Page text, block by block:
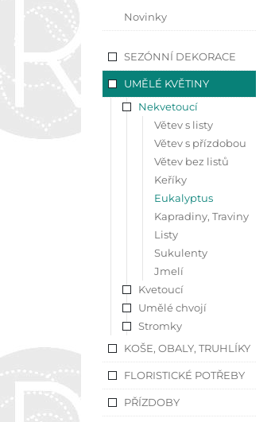
Novinky
SEZÓNNÍ DEKORACE
UMĚLÉ KVĚTINY
Nekvetoucí
Větev s listy
Větev s přízdobou
Větev bez listů
Keříky
Eukalyptus
Kapradiny, Traviny
Listy
Sukulenty
Jmelí
Kvetoucí
Umělé chvojí
Stromky
KOŠE, OBALY, TRUHLÍKY
FLORISTICKÉ POTŘEBY
PŘÍZDOBY